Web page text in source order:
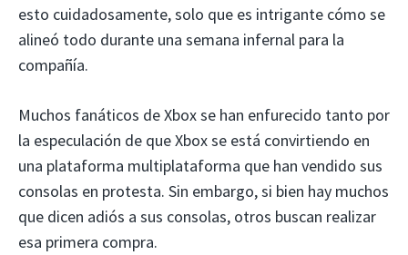
esto cuidadosamente, solo que es intrigante cómo se
alineó todo durante una semana infernal para la
compañía.
Muchos fanáticos de Xbox se han enfurecido tanto por
la especulación de que Xbox se está convirtiendo en
una plataforma multiplataforma que han vendido sus
consolas en protesta. Sin embargo, si bien hay muchos
que dicen adiós a sus consolas, otros buscan realizar
esa primera compra.